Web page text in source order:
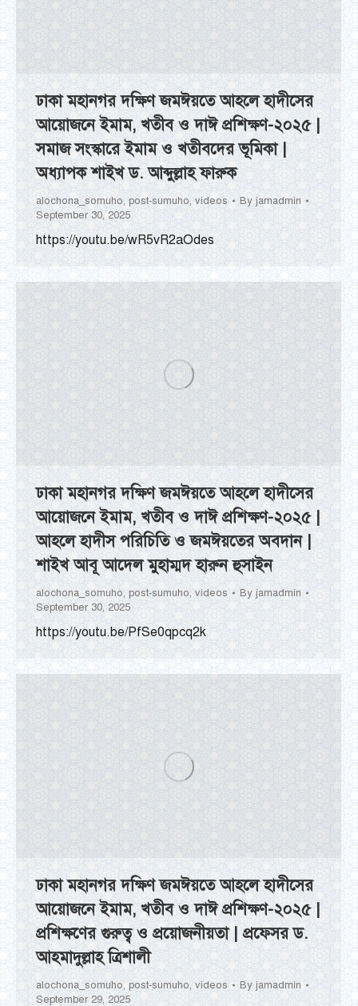
ঢাকা মহানগর দক্ষিণ জমঈয়তে আহলে হাদীসের
আয়োজনে ইমাম, খতীব ও দাঈ প্রশিক্ষণ-২০২৫ |
সমাজ সংস্কারে ইমাম ও খতীবদের ভূমিকা |
অধ্যাপক শাইখ ড. আব্দুল্লাহ ফারুক
alochona_somuho, post-sumuho, videos By jamadmin
September 30, 2025
https://youtu.be/wR5vR2aOdes
ঢাকা মহানগর দক্ষিণ জমঈয়তে আহলে হাদীসের
আয়োজনে ইমাম, খতীব ও দাঈ প্রশিক্ষণ-২০২৫ |
আহলে হাদীস পরিচিতি ও জমঈয়তের অবদান |
শাইখ আবূ আদেল মুহাম্মদ হারুন হুসাইন
alochona_somuho, post-sumuho, videos By jamadmin
September 30, 2025
https://youtu.be/PfSe0qpcq2k
ঢাকা মহানগর দক্ষিণ জমঈয়তে আহলে হাদীসের
আয়োজনে ইমাম, খতীব ও দাঈ প্রশিক্ষণ-২০২৫ |
প্রশিক্ষণের গুরুত্ব ও প্রয়োজনীয়তা | প্রফেসর ড.
আহমাদুল্লাহ ত্রিশালী
alochona_somuho, post-sumuho, videos By jamadmin
September 29, 2025